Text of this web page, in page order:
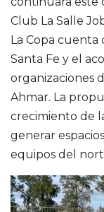
Club La Salle
La Copa cuenta
Santa Fe y el
organizaciones
Ahmar. La
crecimiento de
generar
equipos del